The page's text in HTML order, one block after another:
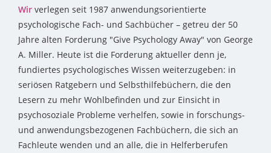
Wir verlegen seit 1987 anwendungsorientierte
psychologische Fach- und Sachbücher – getreu der 50
Jahre alten Forderung "Give Psychology Away" von George
A. Miller. Heute ist die Forderung aktueller denn je,
fundiertes psychologisches Wissen weiterzugeben: in
seriösen Ratgebern und Selbsthilfebüchern, die den
Lesern zu mehr Wohlbefinden und zur Einsicht in
psychosoziale Probleme verhelfen, sowie in forschungs-
und anwendungsbezogenen Fachbüchern, die sich an
Fachleute wenden und an alle, die in Helferberufen